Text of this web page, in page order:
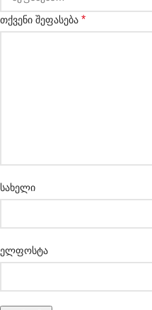
თქვენი შეფასება *
სახელი
ელფოსტა